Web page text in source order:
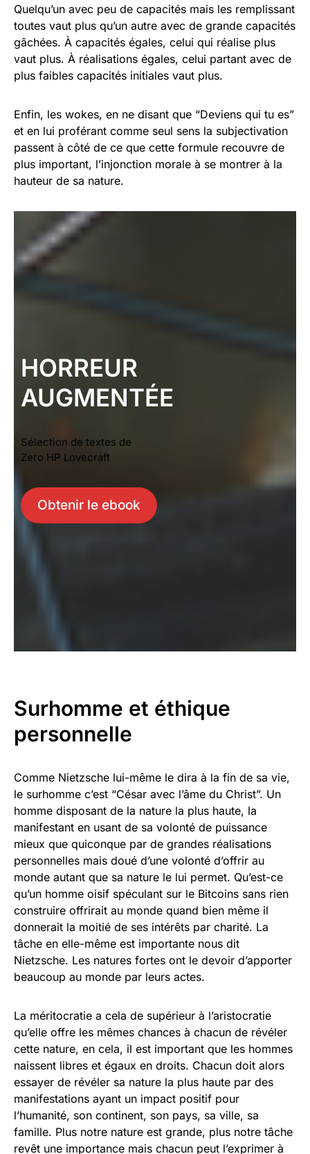
Quelqu’un avec peu de capacités mais les remplissant
toutes vaut plus qu’un autre avec de grande capacités
gâchées. À capacités égales, celui qui réalise plus
vaut plus. À réalisations égales, celui partant avec de
plus faibles capacités initiales vaut plus.
Enfin, les wokes, en ne disant que “Deviens qui tu es”
et en lui proférant comme seul sens la subjectivation
passent à côté de ce que cette formule recouvre de
plus important, l’injonction morale à se montrer à la
hauteur de sa nature.
HORREUR
AUGMENTÉE
Sélection de textes de
Zero HP Lovecraft
Obtenir le ebook
Surhomme et éthique
personnelle
Comme Nietzsche lui-même le dira à la fin de sa vie,
le surhomme c’est “César avec l’âme du Christ”. Un
homme disposant de la nature la plus haute, la
manifestant en usant de sa volonté de puissance
mieux que quiconque par de grandes réalisations
personnelles mais doué d’une volonté d’offrir au
monde autant que sa nature le lui permet. Qu’est-ce
qu’un homme oisif spéculant sur le Bitcoins sans rien
construire offrirait au monde quand bien même il
donnerait la moitié de ses intérêts par charité. La
tâche en elle-même est importante nous dit
Nietzsche. Les natures fortes ont le devoir d’apporter
beaucoup au monde par leurs actes.
La méritocratie a cela de supérieur à l’aristocratie
qu’elle offre les mêmes chances à chacun de révéler
cette nature, en cela, il est important que les hommes
naissent libres et égaux en droits. Chacun doit alors
essayer de révéler sa nature la plus haute par des
manifestations ayant un impact positif pour
l’humanité, son continent, son pays, sa ville, sa
famille. Plus notre nature est grande, plus notre tâche
revêt une importance mais chacun peut l’exprimer à